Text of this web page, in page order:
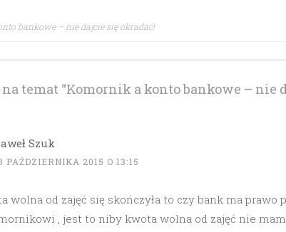
bankowe – nie dajcie się okradać!
temat “Komornik a konto bankowe – nie
Szuk
PAŹDZIERNIKA 2015 O 13:15
wolna od zajęć się skończyła to czy bank ma prawo
, jest to niby kwota wolna od zajęć nie